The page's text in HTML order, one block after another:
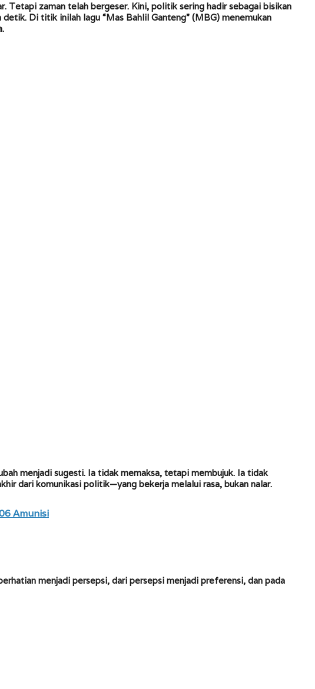
Tetapi zaman telah bergeser. Kini, politik sering hadir sebagai bisikan
Di titik inilah lagu “Mas Bahlil Ganteng” (MBG) menemukan
menjadi sugesti. Ia tidak memaksa, tetapi membujuk. Ia tidak
dari komunikasi politik—yang bekerja melalui rasa, bukan nalar.
Amunisi
menjadi persepsi, dari persepsi menjadi preferensi, dan pada